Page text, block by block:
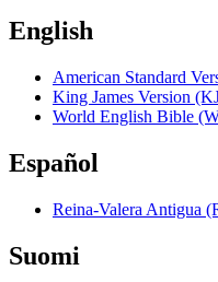
English
American Standard
King James Version
World English Bible
Español
Reina-Valera Antigua
Suomi